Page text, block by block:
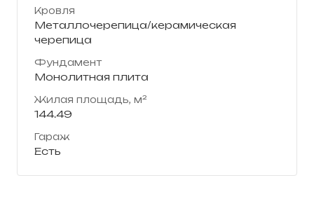
Кровля
Металлочерепица/керамическая
черепица
Фундамент
Монолитная плита
Жилая площадь, м²
144.49
Гараж
Есть